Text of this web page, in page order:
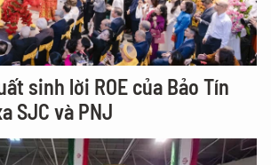
sinh lời ROE của Bảo Tín
SJC và PNJ